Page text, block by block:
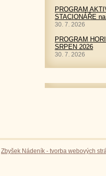
PROGRAM
STACIONÁŘE
30. 7. 2026
PROGRAM
SRPEN 2026
30. 7. 2026
Zbyšek Nádeník - tvorba webových